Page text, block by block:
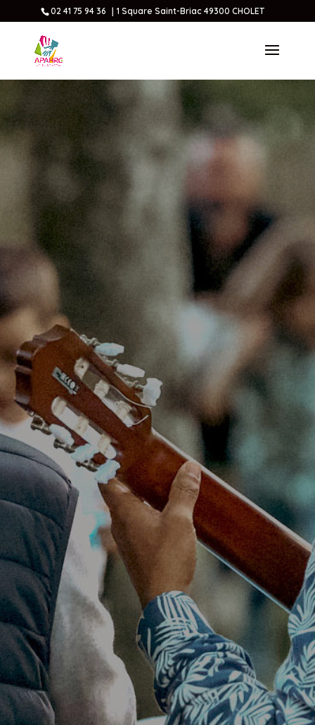
02 41 75 94 36 ｜1 Square Saint-Briac 49300 CHOLET